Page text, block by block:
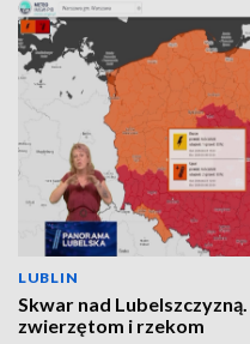
LUBLIN
Skwar nad
zwierzętom i rzekom